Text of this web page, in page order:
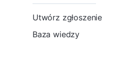
Utwórz zgłoszenie
Baza wiedzy